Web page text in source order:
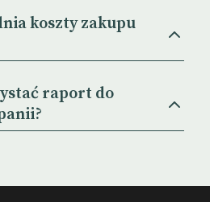
koszty zakupu
raport do